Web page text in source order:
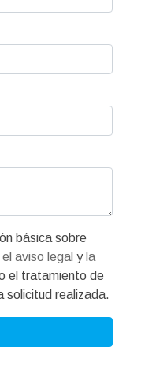
el aviso legal y la
el tratamiento de
solicitud realizada.